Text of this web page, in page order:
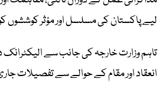
لیے پاکستان کی مسلسل اور مؤثر کوششوں کو
تاہم وزارت خارجہ کی جانب سے
انعقاد اور مقام کے حوالے سے تفصیلات